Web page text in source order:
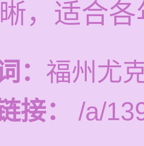
，适合
： 福州尤
接：
/a/